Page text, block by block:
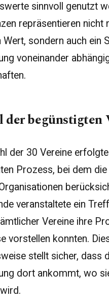
sinnvoll genutzt
repräsentieren nicht
Wert, sondern auch ein
voneinander
der begünstigten
der 30 Vereine
Prozess, bei dem die
veranstaltete ein
Vereine ihre
vorstellen konnten.
stellt sicher, dass
dort ankommt, wo